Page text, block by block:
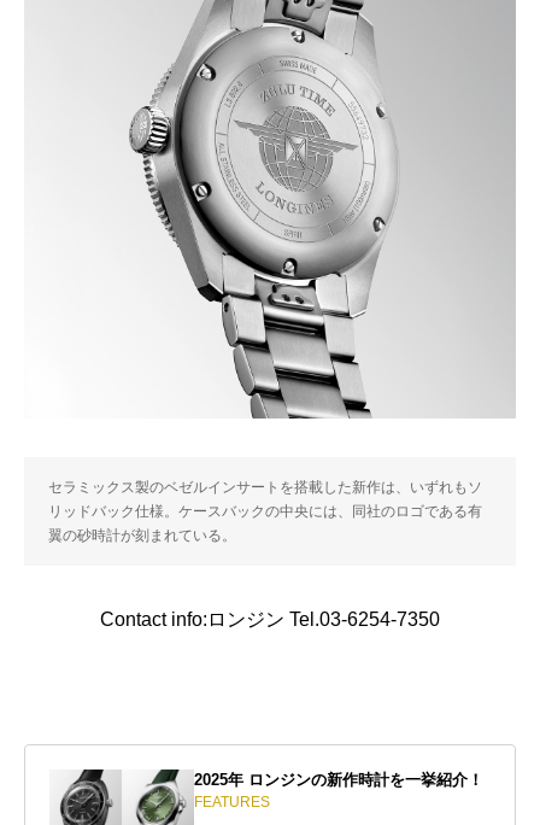
セラミックス製のベゼルインサートを搭載した新作は、いずれもソ
リッドバック仕様。ケースバックの中央には、同社のロゴである有
翼の砂時計が刻まれている。
Contact info:ロンジン Tel.03-6254-7350
2025年 ロンジンの新作時計を一挙紹介！
FEATURES